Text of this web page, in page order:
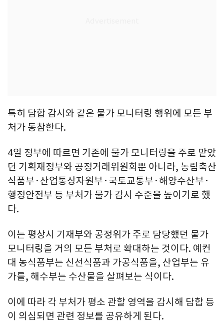
특히 담합 감시와 같은 물가 모니터링 행위에 모든 부
처가 동참한다.
4일 정부에 따르면 기존에 물가 모니터링을 주로 맡았
던 기획재정부와 공정거래위원회뿐 아니라, 농림축산
식품부·산업통상자원부·국토교통부·해양수산부·
행정안전부 등 부처가 물가 감시 수준을 높이기로 했
다.
이는 평상시 기재부와 공정위가 주로 담당했던 물가
모니터링을 거의 모든 부처로 확대하는 것이다. 예컨
대 농식품부는 신선식품과 가공식품을, 산업부는 유
가를, 해수부는 수산물을 살펴보는 식이다.
이에 따라 각 부처가 평소 관할 영역을 감시해 담합 등
이 의심되면 관련 정보를 공유하게 된다.